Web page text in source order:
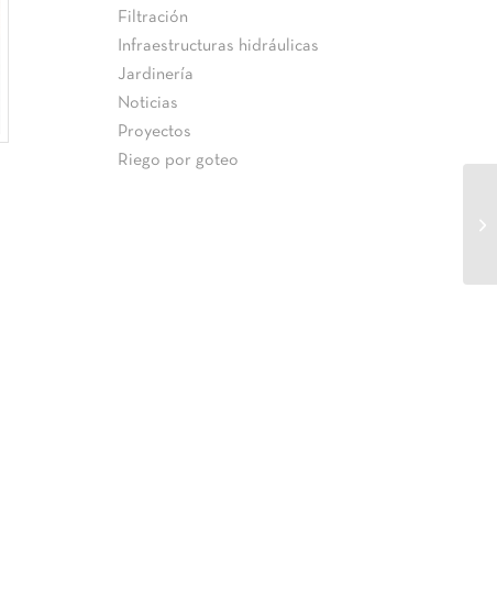
Filtración
Infraestructuras hidráulicas
Jardinería
Noticias
Proyectos
Riego por goteo